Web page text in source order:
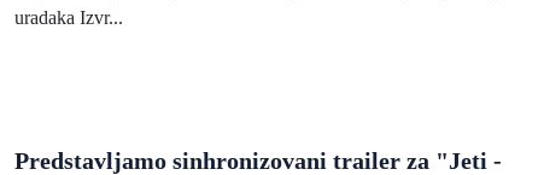
uradaka Izvr...
Predstavljamo sinhronizovani trailer za "Jeti -